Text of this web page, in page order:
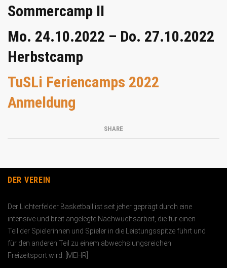
Sommercamp II
Mo. 24.10.2022 – Do. 27.10.2022
Herbstcamp
TuSLi Feriencamps 2022
Anmeldung
SHARE
DER VEREIN
Der Lichterfelder Basketball ist seit jeher geprägt durch eine
intensive und breit angelegte Nachwuchs­arbeit, die für einen
Teil der Spielerinnen und Spieler in die Leistungs­spitze führt und
für den anderen Teil zu einem abwechslungs­reichen
Freizeitsport wird. [
MEHR